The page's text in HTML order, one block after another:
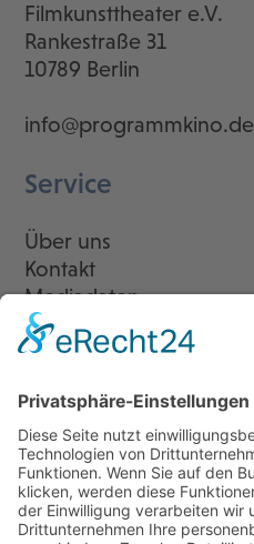
Filmkunsttheater e.V.
Rankestraße 31
10789 Berlin
info@programmkino.de
Service
Über uns
Kontakt
Mediadaten
Newsletter
LogIn
Legal
Impressum
Datenschutzerklärung
Cookie-Einstellungen